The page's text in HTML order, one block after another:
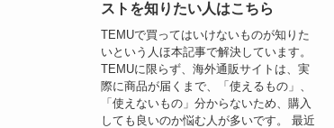
ストを知りたい人はこちら
TEMUで買ってはいけないものが知りた
いという人ほ本記事で解決しています。
TEMUに限らず、海外通販サイトは、実
際に商品が届くまで、「使えるもの」、
「使えないもの」分からないため、購入
しても良いのか悩む人が多いです。 最近